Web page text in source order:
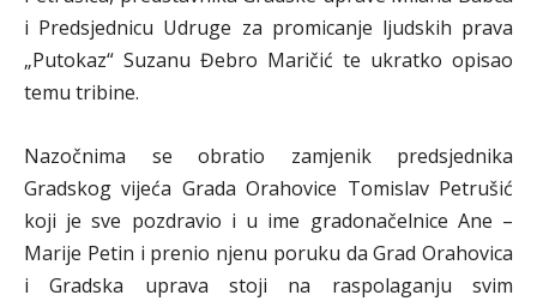
i Predsjednicu Udruge za promicanje ljudskih prava
„Putokaz“ Suzanu Đebro Maričić te ukratko opisao
temu tribine.
Nazočnima se obratio zamjenik predsjednika
Gradskog vijeća Grada Orahovice Tomislav Petrušić
koji je sve pozdravio i u ime gradonačelnice Ane –
Marije Petin i prenio njenu poruku da Grad Orahovica
i Gradska uprava stoji na raspolaganju svim